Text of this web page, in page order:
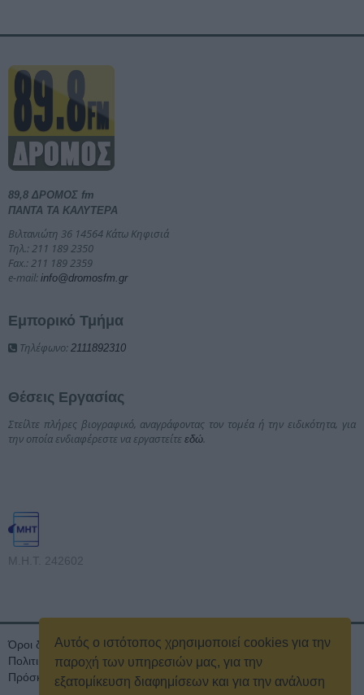
Αυτός ο ιστότοπος χρησιμοποιεί cookies για την
παροχή των υπηρεσιών μας, για την
εξατομίκευση διαφημίσεων και για την ανάλυση
89,8 ΔΡΟΜΟΣ fm
ΠΑΝΤΑ ΤΑ ΚΑΛΥΤΕΡΑ
Βιλτανιώτη 36 14564 Κάτω Κηφισιά
Τηλ.: 211 189 2350
Fax.: 211 189 2359
e-mail: info@dromosfm.gr
Εμπορικό Τμήμα
Τηλέφωνο: 2111892310
Θέσεις Εργασίας
Στείλτε πλήρες βιογραφικό, αναγράφοντας τον τομέα ή την ειδικότητα, για
την οποία ενδιαφέρεστε να εργαστείτε εδώ
Μ.Η.Τ. 242602
Όροι διαγωνισμού Όροι Χρήσης
Ταυτότητα
Πολιτική Απορρήτου & Cookies
Επικοινωνία
Οικονομικά στοιχεία
Πρόσκληση τακτικής γενικής συνέλευσης
Κρατική Διαφήμιση